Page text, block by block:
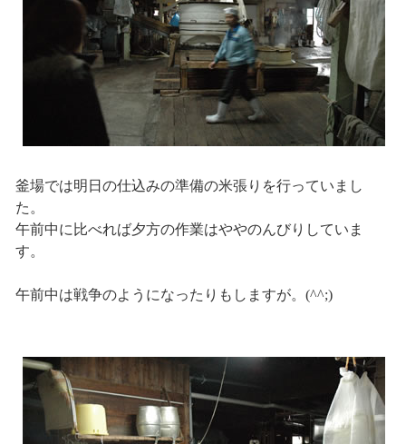
釜場では明日の仕込みの準備の米張りを行っていまし
た。
午前中に比べれば夕方の作業はややのんびりしていま
す。
午前中は戦争のようになったりもしますが。(^^;)